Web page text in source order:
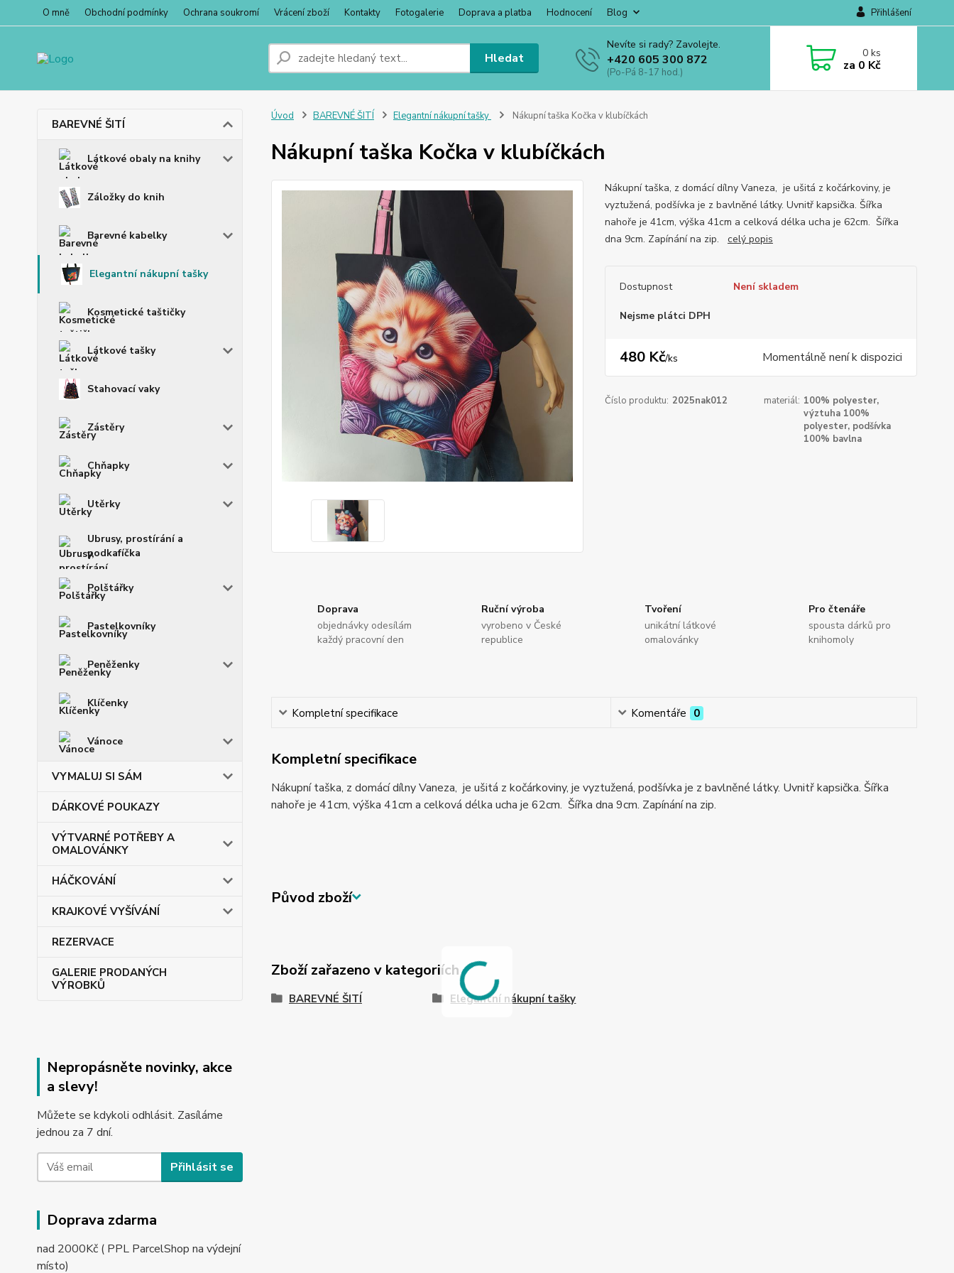
O mně Obchodní podmínky Ochrana soukromí Vrácení zboží Kontakty Fotogalerie Doprava a platba Hodnocení Blog Přihlášení
Hledat
Nevíte si rady? Zavolejte.
+420 605 300 872
(Po-Pá 8-17 hod.)
0ks
za 0 Kč
BAREVNÉ ŠITÍ
Látkové obaly na knihy
Záložky do knih
Barevné kabelky
Elegantní nákupní tašky
Kosmetické taštičky
Látkové tašky
Stahovací vaky
Zástěry
Chňapky
Utěrky
Ubrusy, prostírání a
podkafíčka
Polštářky
Pastelkovníky
Peněženky
Klíčenky
Vánoce
VYMALUJ SI SÁM
DÁRKOVÉ POUKAZY
VÝTVARNÉ POTŘEBY A
OMALOVÁNKY
HÁČKOVÁNÍ
KRAJKOVÉ VYŠÍVÁNÍ
REZERVACE
GALERIE PRODANÝCH
VÝROBKŮ
Nepropásněte novinky, akce
a slevy!
Můžete se kdykoli odhlásit. Zasíláme
jednou za 7 dní.
Přihlásit se
Doprava zdarma
nad 2000Kč ( PPL ParcelShop na výdejní
místo)
Úvod BAREVNÉ ŠITÍ Elegantní nákupní tašky Nákupní taška Kočka v klubíčkách
Nákupní taška Kočka v klubíčkách
Nákupní taška, z domácí dílny Vaneza, je ušitá z kočárkoviny, je
vyztužená, podšívka je z bavlněné látky. Uvnitř kapsička. Šířka
nahoře je 41cm, výška 41cm a celková délka ucha je 62cm. Šířka
dna 9cm. Zapínání na zip. celý popis
Dostupnost Není skladem
Nejsme plátci DPH
480 Kč/ks Momentálně není k dispozici
Číslo produktu: 2025nak012 materiál: 100% polyester,
výztuha 100%
polyester, podšívka
100% bavlna
Doprava
objednávky odesílám
každý pracovní den
Ruční výroba
vyrobeno v České
republice
Tvoření
unikátní látkové
omalovánky
Pro čtenáře
spousta dárků pro
knihomoly
Kompletní specifikace Komentáře 0
Kompletní specifikace
Nákupní taška, z domácí dílny Vaneza, je ušitá z kočárkoviny, je vyztužená, podšívka je z bavlněné látky. Uvnitř kapsička. Šířka
nahoře je 41cm, výška 41cm a celková délka ucha je 62cm. Šířka dna 9cm. Zapínání na zip.
Původ zboží
Zboží zařazeno v kategoriích
BAREVNÉ ŠITÍ Elegantní nákupní tašky